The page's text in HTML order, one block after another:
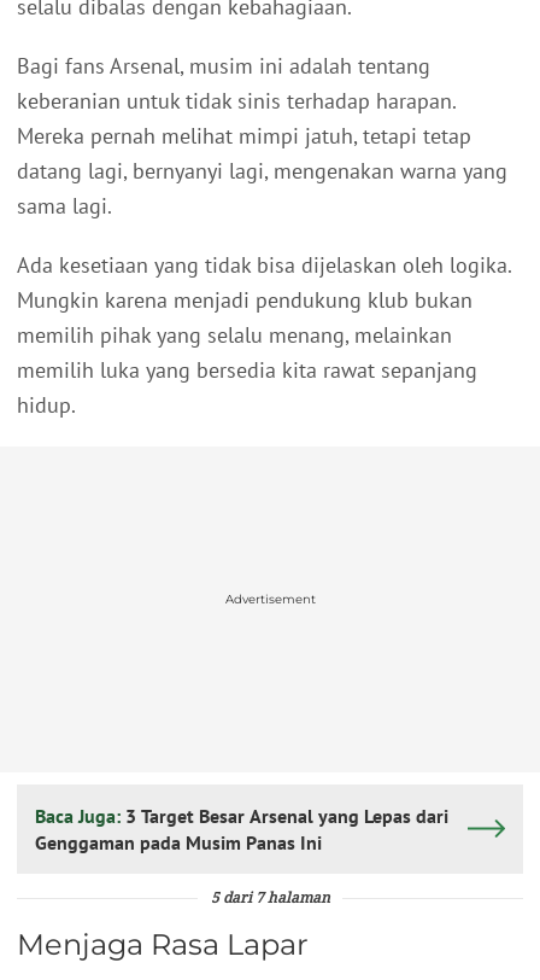
selalu dibalas dengan kebahagiaan.
Bagi fans Arsenal, musim ini adalah tentang
keberanian untuk tidak sinis terhadap harapan.
Mereka pernah melihat mimpi jatuh, tetapi tetap
datang lagi, bernyanyi lagi, mengenakan warna yang
sama lagi.
Ada kesetiaan yang tidak bisa dijelaskan oleh logika.
Mungkin karena menjadi pendukung klub bukan
memilih pihak yang selalu menang, melainkan
memilih luka yang bersedia kita rawat sepanjang
hidup.
Advertisement
Baca Juga: 3 Target Besar Arsenal yang Lepas dari
Genggaman pada Musim Panas Ini
5 dari 7 halaman
Menjaga Rasa Lapar